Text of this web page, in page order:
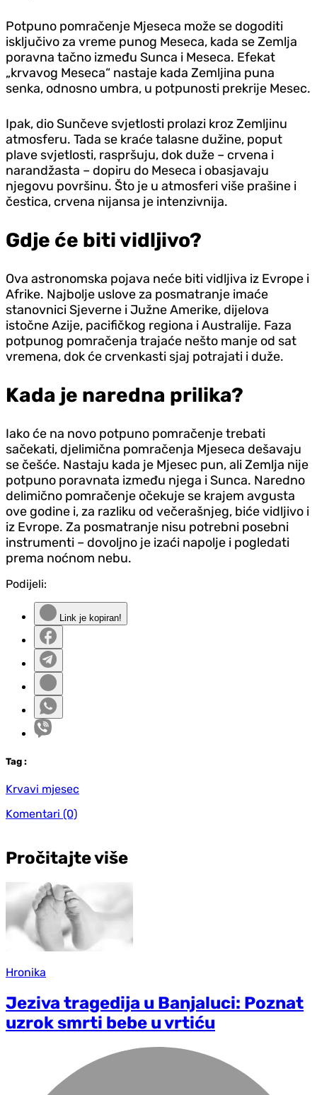
Potpuno pomračenje Mjeseca može se dogoditi
isključivo za vreme punog Meseca, kada se Zemlja
poravna tačno između Sunca i Meseca. Efekat
„krvavog Meseca“ nastaje kada Zemljina puna
senka, odnosno umbra, u potpunosti prekrije Mesec.
Ipak, dio Sunčeve svjetlosti prolazi kroz Zemljinu
atmosferu. Tada se kraće talasne dužine, poput
plave svjetlosti, raspršuju, dok duže – crvena i
narandžasta – dopiru do Meseca i obasjavaju
njegovu površinu. Što je u atmosferi više prašine i
čestica, crvena nijansa je intenzivnija.
Gdje će biti vidljivo?
Ova astronomska pojava neće biti vidljiva iz Evrope i
Afrike. Najbolje uslove za posmatranje imaće
stanovnici Sjeverne i Južne Amerike, dijelova
istočne Azije, pacifičkog regiona i Australije. Faza
potpunog pomračenja trajaće nešto manje od sat
vremena, dok će crvenkasti sjaj potrajati i duže.
Kada je naredna prilika?
Iako će na novo potpuno pomračenje trebati
sačekati, djelimična pomračenja Mjeseca dešavaju
se češće. Nastaju kada je Mjesec pun, ali Zemlja nije
potpuno poravnata između njega i Sunca. Naredno
delimično pomračenje očekuje se krajem avgusta
ove godine i, za razliku od večerašnjeg, biće vidljivo i
iz Evrope. Za posmatranje nisu potrebni posebni
instrumenti – dovoljno je izaći napolje i pogledati
prema noćnom nebu.
Podijeli:
Link je kopiran!
Tag :
Krvavi mjesec
Komentari (0)
Pročitajte više
Hronika
Jeziva tragedija u Banjaluci: Poznat
uzrok smrti bebe u vrtiću